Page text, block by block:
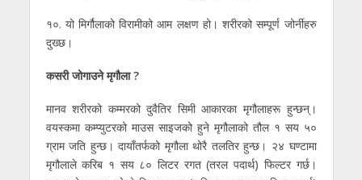
१०. यो मिर्गौलाको विरामीको आम लक्षण हो। शरीरको सम्पूर्ण जोर्नीहरु
दुख्छ।
कसरी जोगाउने मृगौला ?
मानव शरीरको कम्मरको दुवैतिर सिमी आकारका मृगौलाहरू हुन्छन्।
वयस्कमा कम्प्युटरको माउस साइजको हुने मृगौलाको तौल १ सय ५०
ग्राम जति हुन्छ। दायाँतर्फको मृगौला थोरै तलतिर हुन्छ। २४ घण्टामा
मृगौलाले करिब १ सय ८० लिटर रगत (तरल पदार्थ) फिल्टर गर्छ।